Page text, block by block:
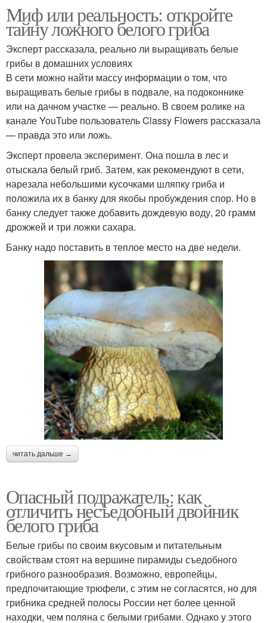
Миф или реальность: откройте
тайну ложного белого гриба
Эксперт рассказала, реально ли выращивать белые
грибы в домашних условиях
В сети можно найти массу информации о том, что
выращивать белые грибы в подвале, на подоконнике
или на дачном участке — реально. В своем ролике на
канале YouTube пользователь Classy Flowers рассказала
— правда это или ложь.
Эксперт провела эксперимент. Она пошла в лес и
отыскала белый гриб. Затем, как рекомендуют в сети,
нарезала небольшими кусочками шляпку гриба и
положила их в банку для якобы пробуждения спор. Но в
банку следует также добавить дождевую воду, 20 грамм
дрожжей и три ложки сахара.
Банку надо поставить в теплое место на две недели.
читать дальше →
Опасный подражатель: как
отличить несъедобный двойник
белого гриба
Белые грибы по своим вкусовым и питательным
свойствам стоят на вершине пирамиды съедобного
грибного разнообразия. Возможно, европейцы,
предпочитающие трюфели, с этим не согласятся, но для
грибника средней полосы России нет более ценной
находки, чем поляна с белыми грибами. Однако у этого